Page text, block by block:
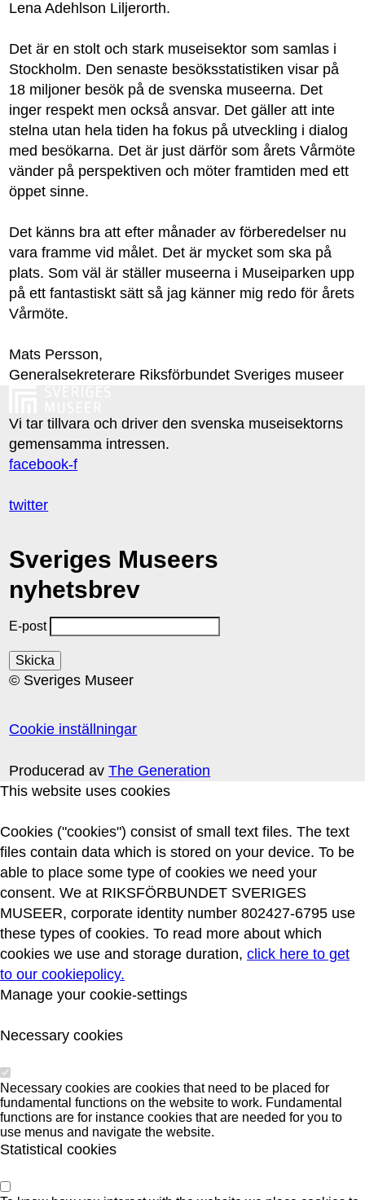
Lena Adehlson Liljerorth.
Det är en stolt och stark museisektor som samlas i
Stockholm. Den senaste besöksstatistiken visar på
18 miljoner besök på de svenska museerna. Det
inger respekt men också ansvar. Det gäller att inte
stelna utan hela tiden ha fokus på utveckling i dialog
med besökarna. Det är just därför som årets Vårmöte
vänder på perspektiven och möter framtiden med ett
öppet sinne.
Det känns bra att efter månader av förberedelser nu
vara framme vid målet. Det är mycket som ska på
plats. Som väl är ställer museerna i Museiparken upp
på ett fantastiskt sätt så jag känner mig redo för årets
Vårmöte.
Mats Persson,
Generalsekreterare Riksförbundet Sveriges museer
Vi tar tillvara och driver den svenska museisektorns
gemensamma intressen.
facebook-f
twitter
Sveriges Museers
nyhetsbrev
E-post
© Sveriges Museer
Cookie inställningar
Producerad avThe Generation
This website uses cookies
Cookies ("cookies") consist of small text files. The text
files contain data which is stored on your device. To be
able to place some type of cookies we need your
consent. We at RIKSFÖRBUNDET SVERIGES
MUSEER, corporate identity number 802427-6795 use
these types of cookies. To read more about which
cookies we use and storage duration, click here to get
to our cookiepolicy.
Manage your cookie-settings
Necessary cookies
Necessary cookies are cookies that need to be placed for
fundamental functions on the website to work. Fundamental
functions are for instance cookies that are needed for you to
use menus and navigate the website.
Statistical cookies